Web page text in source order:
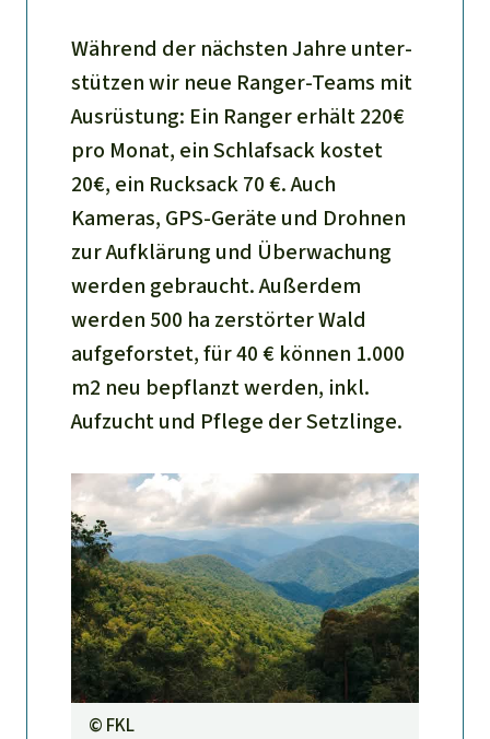
Während der nächsten Jahre unter-
stützen wir neue Ranger-Teams mit
Ausrüstung: Ein Ranger erhält 220€
pro Monat, ein Schlafsack kostet
20€, ein Rucksack 70 €. Auch
Kameras, GPS-Geräte und Drohnen
zur Aufklärung und Überwachung
werden gebraucht. Außerdem
werden 500 ha zerstörter Wald
aufgeforstet, für 40 € können 1.000
m2 neu bepflanzt werden, inkl.
Aufzucht und Pflege der Setzlinge.
© FKL